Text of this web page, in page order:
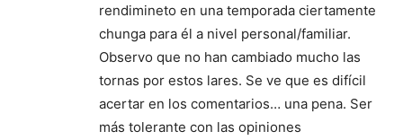
rendimineto en una temporada ciertamente
chunga para él a nivel personal/familiar.
Observo que no han cambiado mucho las
tornas por estos lares. Se ve que es difícil
acertar en los comentarios… una pena. Ser
más tolerante con las opiniones